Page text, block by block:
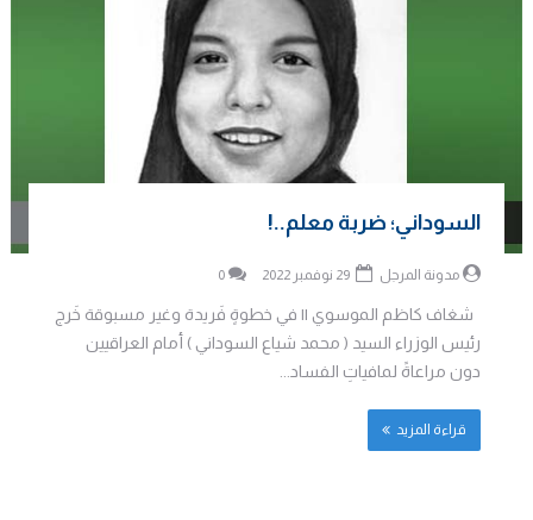
السوداني؛ ضربة معلم..!
مدونة المرجل 0
شغاف كاظم الموسوي || في خطوةٍ فَريدة وغير مسبوقة خَرج
رئيس الوزراء السيد ( محمد شياع السوداني ) أمام العراقيين
دون مراعاةً لمافياتِ الفساد...
قراءة المزيد